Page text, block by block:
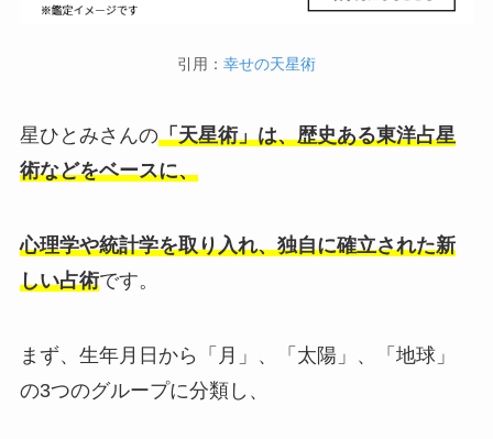
引用： 幸せの天星術
星ひとみさんの「天星術」は、歴史ある東洋占星
術などをベースに、
心理学や統計学を取り入れ、独自に確立された新
しい占術です。
まず、生年月日から「月」、「太陽」、「地球」
の3つのグループに分類し、